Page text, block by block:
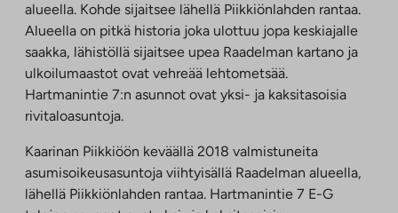
alueella. Kohde sijaitsee lähellä Piikkiönlahden rantaa.
Alueella on pitkä historia joka ulottuu jopa keskiajalle
saakka, lähistöllä sijaitsee upea Raadelman kartano ja
ulkoilumaastot ovat vehreää lehtometsää.
Hartmanintie 7:n asunnot ovat yksi- ja kaksitasoisia
rivitaloasuntoja.
Kaarinan Piikkiöön keväällä 2018 valmistuneita
asumisoikeusasuntoja viihtyisällä Raadelman alueella,
lähellä Piikkiönlahden rantaa. Hartmanintie 7 E-G